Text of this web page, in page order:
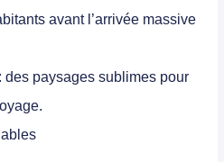
avant l’arrivée massive
: des paysages sublimes pour